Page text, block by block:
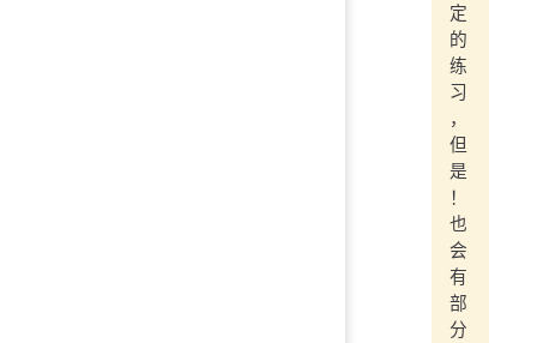
定
的
练
习
，
但
是
！
也
会
有
部
分